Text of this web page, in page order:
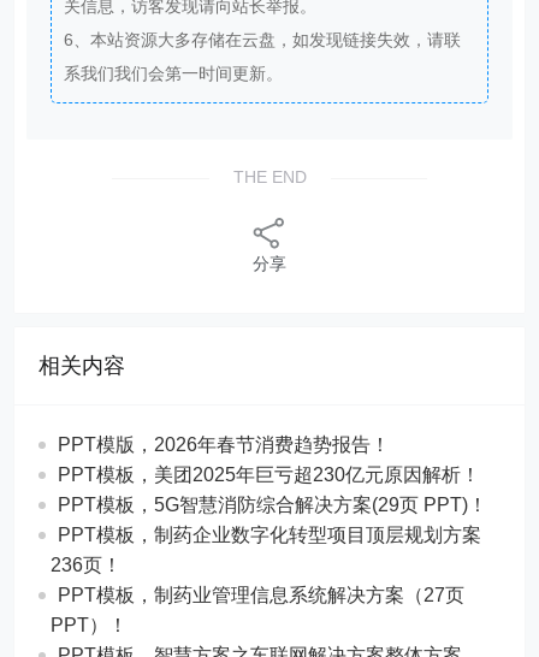
关信息，访客发现请向站长举报。
6、本站资源大多存储在云盘，如发现链接失效，请联
系我们我们会第一时间更新。
THE END
分享
相关内容
PPT模版，2026年春节消费趋势报告！
PPT模板，美团2025年巨亏超230亿元原因解析！
PPT模板，5G智慧消防综合解决方案(29页 PPT)！
PPT模板，制药企业数字化转型项目顶层规划方案
236页！
PPT模板，制药业管理信息系统解决方案（27页
PPT）！